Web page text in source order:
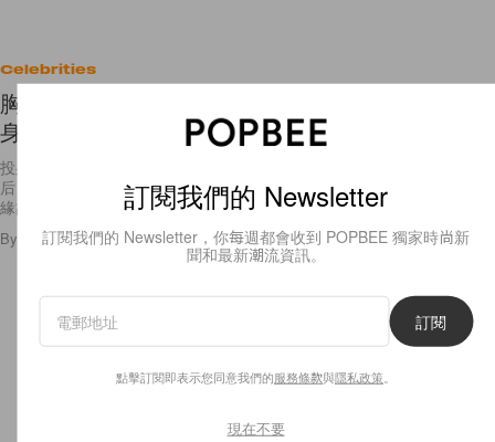
Celebrities
胸前大解放！Madonna 女兒 Lourdes Leon 透視連
身裙造型比媽媽更性感大膽！
投身模特兒界的星二代 Lourdes Leon 早已是傳媒關注的 IT Girl，作為天
后 Madonna 的女兒，很多人都會把她跟媽媽作比較，或許是因著基因的
緣故，Lourdes Leon
By Bunny Lau/2018年11月7日 13
訂閱我們的 Newsletter
訂閱我們的 Newsletter，你每週都會收到 POPBEE 獨家時尚新
聞和最新潮流資訊。
訂閱
點擊訂閱即表示您同意我們的服務條款與隱私政策
現在不要